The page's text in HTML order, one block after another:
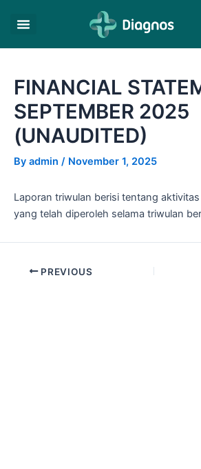
FINANCIAL
SEPTEMBER 2025
(UNAUDITED)
By admin / November 1, 2025
Laporan triwulan berisi tentang
yang telah diperoleh selama triwulan
navigation
PREVIOUS